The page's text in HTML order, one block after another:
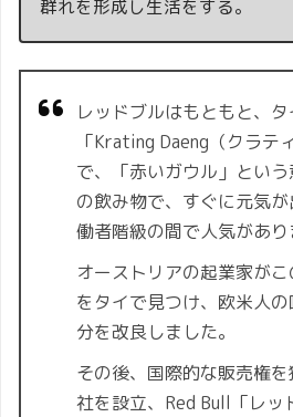
群れを形成し生活をする。
レッドブルはもともと、
「Krating Daeng（クラテ
で、「赤いガウル」とい
の飲み物で、すぐに元気
働者階級の間で人気があり
オーストリアの起業家が
をタイで見つけ、欧米人
分を改良しました。
その後、国際的な販売権
社を設立、Red Bull「レッ